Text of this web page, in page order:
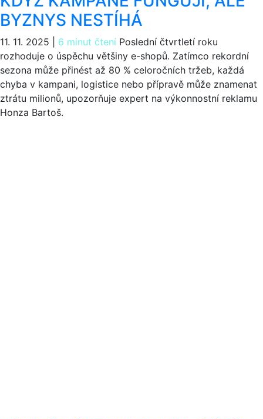
BYZNYS NESTÍHÁ
11. 11. 2025 6 minut čtení Poslední čtvrtletí roku
rozhoduje o úspěchu většiny e-shopů. Zatímco rekordní
sezona může přinést až 80 % celoročních tržeb, každá
chyba v kampani, logistice nebo přípravě může znamenat
ztrátu milionů, upozorňuje expert na výkonnostní reklamu
Honza Bartoš.